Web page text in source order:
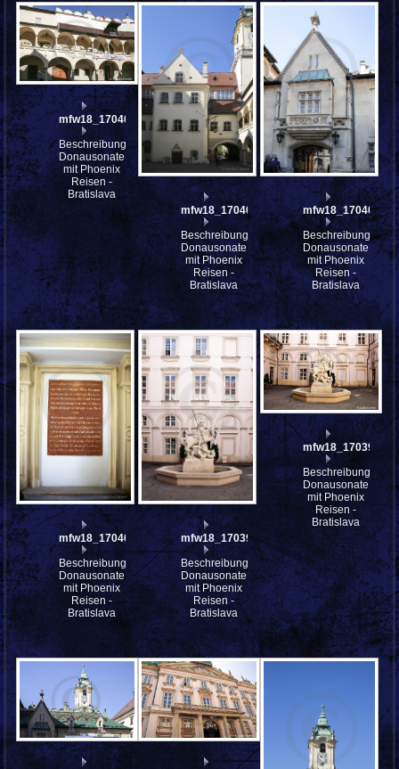
mfw18_170407
Beschreibung:
Donausonate
mit Phoenix
Reisen -
Bratislava
mfw18_170405
Beschreibung:
Donausonate
mit Phoenix
Reisen -
Bratislava
mfw18_170401
Beschreibung:
Donausonate
mit Phoenix
Reisen -
Bratislava
mfw18_170400
Beschreibung:
Donausonate
mit Phoenix
Reisen -
Bratislava
mfw18_170399
Beschreibung:
Donausonate
mit Phoenix
Reisen -
Bratislava
mfw18_170398
Beschreibung:
Donausonate
mit Phoenix
Reisen -
Bratislava